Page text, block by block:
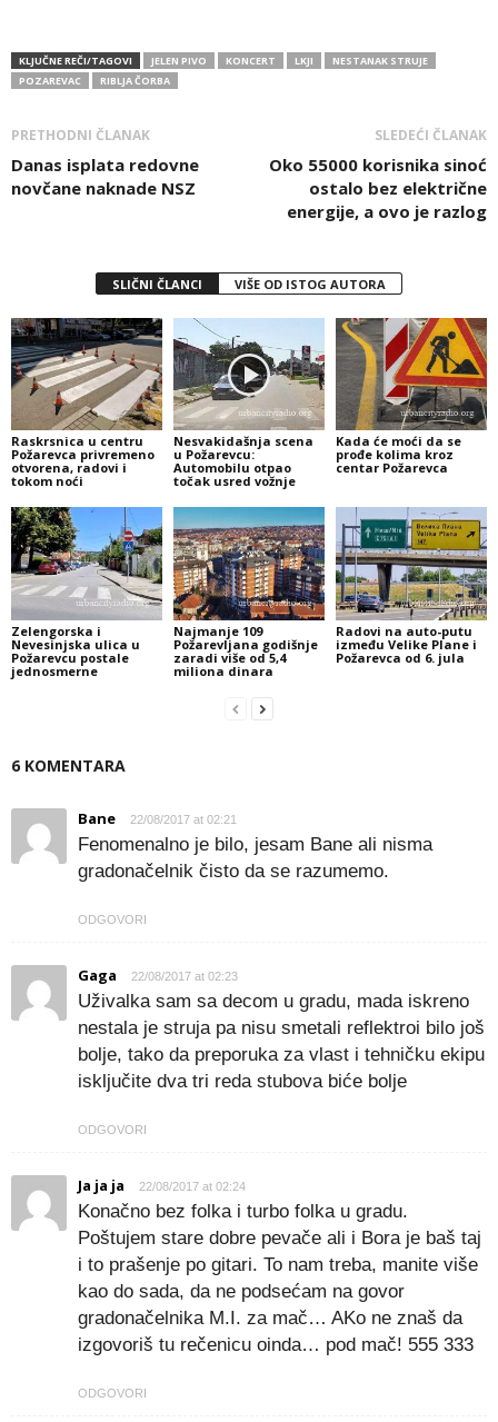
KLJUČNE REČI/TAGOVI JELEN PIVO KONCERT LKJI
NESTANAK STRUJE
POZAREVAC
RIBLJA ČORBA
PRETHODNI ČLANAK
Danas isplata redovne
novčane naknade NSZ
SLEDEĆI ČLANAK
Oko 55000 korisnika sinoć
ostalo bez električne
energije, a ovo je razlog
SLIČNI ČLANCI VIŠE OD ISTOG AUTORA
Raskrsnica u centru
Požarevca privremeno
otvorena, radovi i
tokom noći
Nesvakidašnja scena
u Požarevcu:
Automobilu otpao
točak usred vožnje
Kada će moći da se
prođe kolima kroz
centar Požarevca
Zelengorska i
Nevesinjska ulica u
Požarevcu postale
jednosmerne
Najmanje 109
Požarevljana godišnje
zaradi više od 5,4
miliona dinara
Radovi na auto-putu
između Velike Plane i
Požarevca od 6. jula
6 KOMENTARA
Bane 22/08/2017 at 02:21
Fenomenalno je bilo, jesam Bane ali nisma
gradonačelnik čisto da se razumemo.
ODGOVORI
Gaga 22/08/2017 at 02:23
Uživalka sam sa decom u gradu, mada iskreno
nestala je struja pa nisu smetali reflektroi bilo još
bolje, tako da preporuka za vlast i tehničku ekipu
isključite dva tri reda stubova biće bolje
ODGOVORI
Ja ja ja 22/08/2017 at 02:24
Konačno bez folka i turbo folka u gradu.
Poštujem stare dobre pevače ali i Bora je baš taj
i to prašenje po gitari. To nam treba, manite više
kao do sada, da ne podsećam na govor
gradonačelnika M.I. za mač… AKo ne znaš da
izgovoriš tu rečenicu oinda… pod mač! 555 333
ODGOVORI